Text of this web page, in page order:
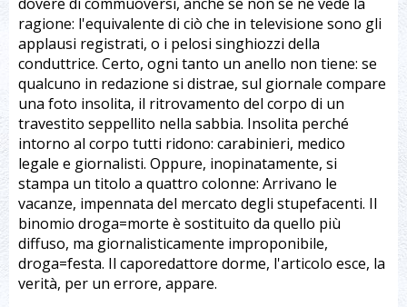
ragione: l'equivalente di ciò che in televisione sono gli
applausi registrati, o i pelosi singhiozzi della
conduttrice. Certo, ogni tanto un anello non tiene: se
qualcuno in redazione si distrae, sul giornale compare
una foto insolita, il ritrovamento del corpo di un
travestito seppellito nella sabbia. Insolita perché
intorno al corpo tutti ridono: carabinieri, medico
legale e giornalisti. Oppure, inopinatamente, si
stampa un titolo a quattro colonne: Arrivano le
vacanze, impennata del mercato degli stupefacenti. Il
binomio droga=morte è sostituito da quello più
diffuso, ma giornalisticamente improponibile,
droga=festa. Il caporedattore dorme, l'articolo esce, la
verità, per un errore, appare.